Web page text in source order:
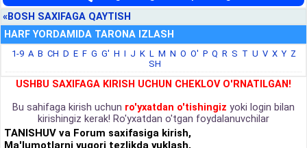
«BOSH SAXIFAGA QAYTISH
HARF YORDAMIDA TARONA IZLASH
1-9 A B CH D E F G G' H I J K L M N O O' P Q R S T U V X Y Z
SH
USHBU SAXIFAGA KIRISH UCHUN CHEKLOV O'RNATILGAN!
Bu sahifaga kirish uchun ro'yxatdan o'tishingiz yoki login bilan
kirishingiz kerak! Ro'yxatdan o'tgan foydalanuvchilar
TANISHUV va Forum saxifasiga kirish,
Ma'lumotlarni yuqori tezlikda yuklash,